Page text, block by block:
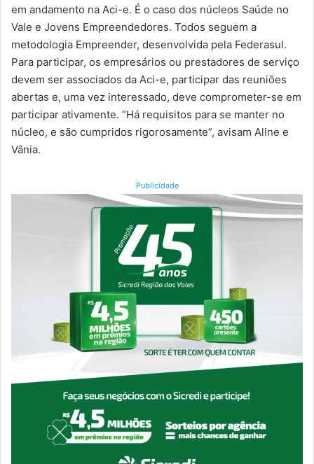
em andamento na Aci-e. É o caso dos núcleos Saúde no
Vale e Jovens Empreendedores. Todos seguem a
metodologia Empreender, desenvolvida pela Federasul.
Para participar, os empresários ou prestadores de serviço
devem ser associados da Aci-e, participar das reuniões
abertas e, uma vez interessado, deve comprometer-se em
participar ativamente. “Há requisitos para se manter no
núcleo, e são cumpridos rigorosamente”, avisam Aline e
Vânia.
Publicidade